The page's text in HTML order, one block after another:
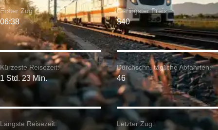
Kürzeste Reisezeit:
1 Std. 23 Min.
Erster Zug:
06:38
Längste Reisezeit:
Geringster Preis:
$40
Durchschn. tägliche Abfahrten:
46
Letzter Zug: